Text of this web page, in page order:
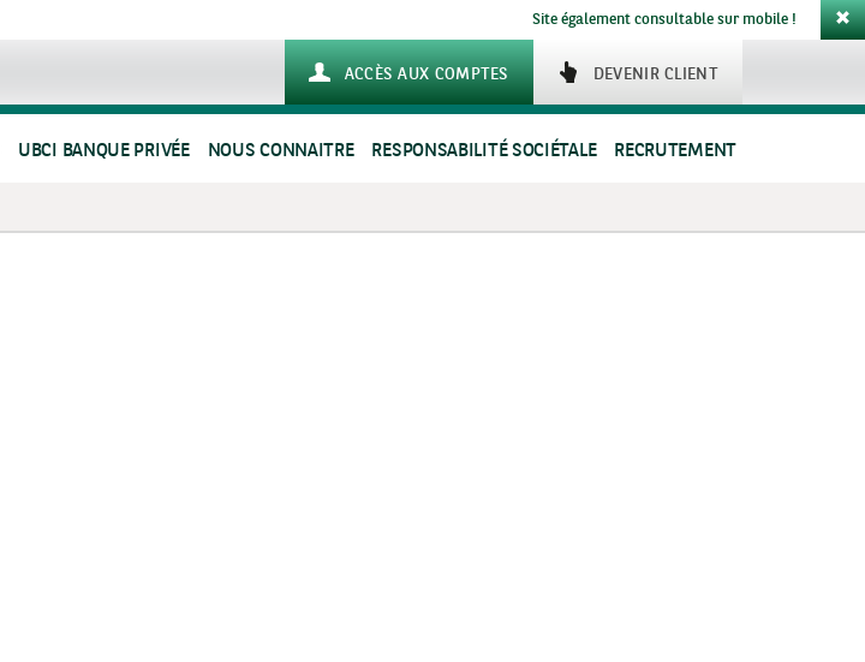
Site également consultable sur mobile !
DEVENIR CLIENT
ACCÈS AUX COMPTES
UBCI BANQUE PRIVÉE NOUS CONNAITRE RESPONSABILITÉ SOCIÉTALE RECRUTEMENT